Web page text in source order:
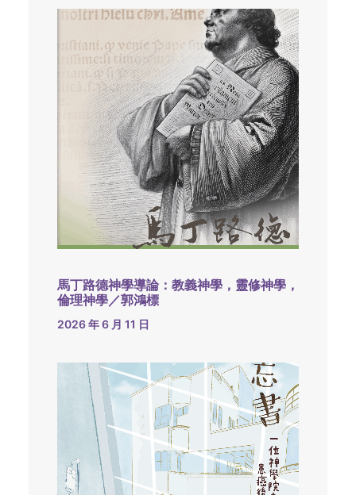
馬丁路德神學導論：教義神學，靈修神學，
倫理神學／郭鴻標
2026 年 6 月 11 日